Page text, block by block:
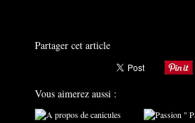
Partager cet article
Vous aimerez aussi :